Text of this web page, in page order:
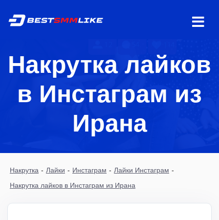
Накрутка лайков
в Инстаграм из
Ирана
Накрутка - Лайки - Инстаграм - Лайки Инстаграм -
Накрутка лайков в Инстаграм из Ирана